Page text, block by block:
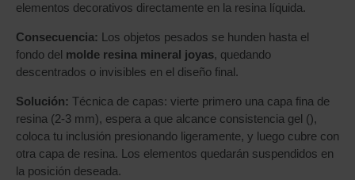
elementos decorativos directamente en la resina líquida.
Consecuencia: Los objetos pesados se hunden hasta el
fondo del molde resina mineral joyas, quedando
descentrados o invisibles en el diseño final.
Solución: Técnica de capas: vierte primero una capa fina de
resina (2-3 mm), espera a que alcance consistencia gel (),
coloca tu inclusión presionando ligeramente, y luego cubre con
otra capa de resina. Los elementos quedarán suspendidos en
la posición deseada.